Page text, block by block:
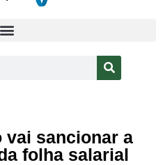
vai sancionar a
folha salarial